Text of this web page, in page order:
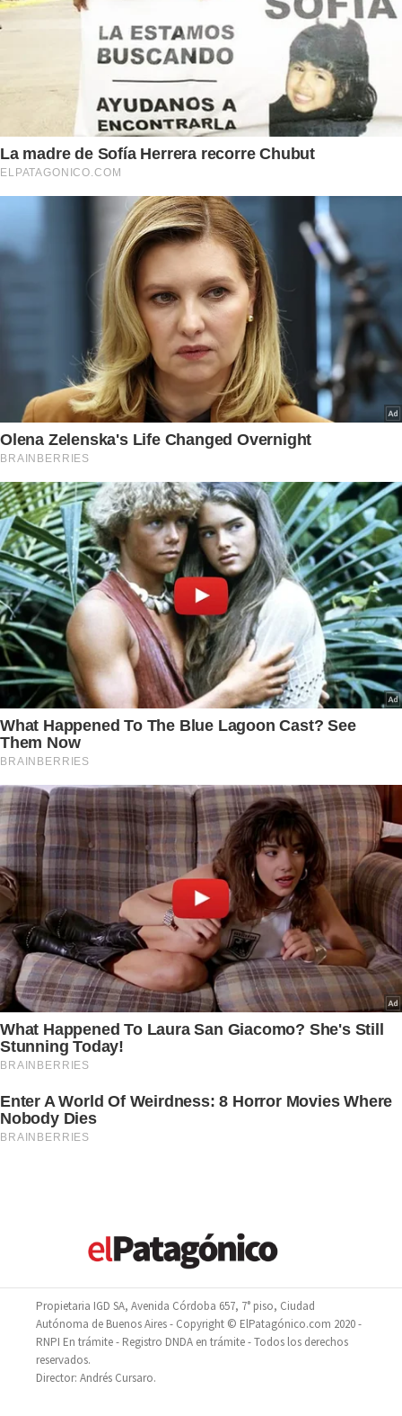
Propietaria IGD SA, Avenida Córdoba 657, 7° piso, Ciudad
Autónoma de Buenos Aires - Copyright © ElPatagónico.com 2020 -
RNPI En trámite - Registro DNDA en trámite - Todos los derechos
reservados.
Director: Andrés Cursaro.